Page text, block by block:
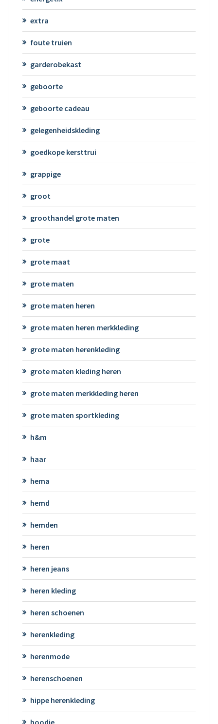
extra
foute truien
garderobekast
geboorte
geboorte cadeau
gelegenheidskleding
goedkope kersttrui
grappige
groot
groothandel grote maten
grote
grote maat
grote maten
grote maten heren
grote maten heren merkkleding
grote maten herenkleding
grote maten kleding heren
grote maten merkkleding heren
grote maten sportkleding
h&m
haar
hema
hemd
hemden
heren
heren jeans
heren kleding
heren schoenen
herenkleding
herenmode
herenschoenen
hippe herenkleding